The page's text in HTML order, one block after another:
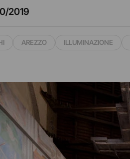
2019
AREZZO ILLUMINAZIONE